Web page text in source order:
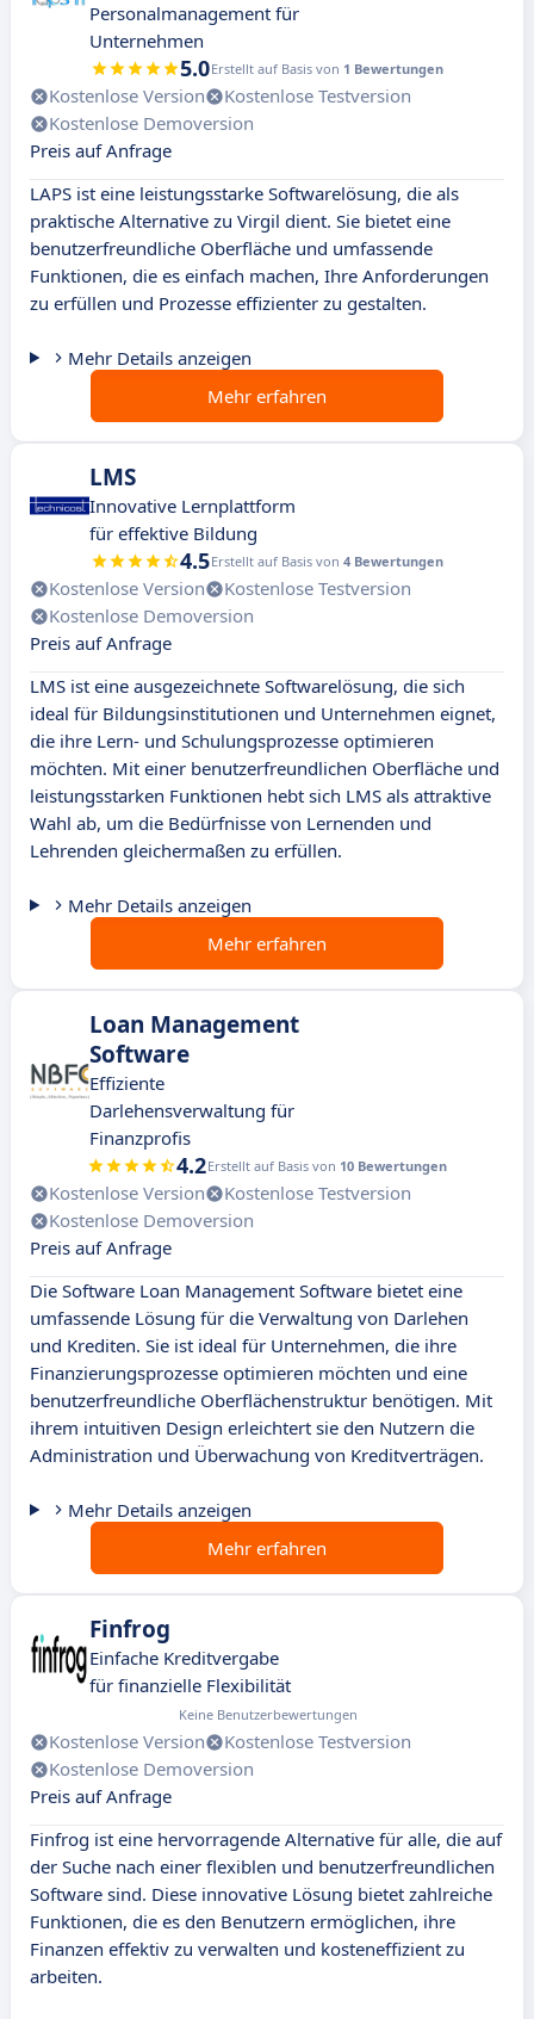
Personalmanagement für
Unternehmen
5.0Erstellt auf Basis von 1 Bewertungen
Kostenlose Version
Kostenlose Testversion
Kostenlose Demoversion
Preis auf Anfrage
LAPS ist eine leistungsstarke Softwarelösung, die als
praktische Alternative zu Virgil dient. Sie bietet eine
benutzerfreundliche Oberfläche und umfassende
Funktionen, die es einfach machen, Ihre Anforderungen
zu erfüllen und Prozesse effizienter zu gestalten.
Mehr Details anzeigen
Mehr erfahren
LMS
Innovative Lernplattform
für effektive Bildung
4.5Erstellt auf Basis von 4 Bewertungen
Kostenlose Version
Kostenlose Testversion
Kostenlose Demoversion
Preis auf Anfrage
LMS ist eine ausgezeichnete Softwarelösung, die sich
ideal für Bildungsinstitutionen und Unternehmen eignet,
die ihre Lern- und Schulungsprozesse optimieren
möchten. Mit einer benutzerfreundlichen Oberfläche und
leistungsstarken Funktionen hebt sich LMS als attraktive
Wahl ab, um die Bedürfnisse von Lernenden und
Lehrenden gleichermaßen zu erfüllen.
Mehr Details anzeigen
Mehr erfahren
Loan Management
Software
Effiziente
Darlehensverwaltung für
Finanzprofis
4.2Erstellt auf Basis von 10 Bewertungen
Kostenlose Version
Kostenlose Testversion
Kostenlose Demoversion
Preis auf Anfrage
Die Software Loan Management Software bietet eine
umfassende Lösung für die Verwaltung von Darlehen
und Krediten. Sie ist ideal für Unternehmen, die ihre
Finanzierungsprozesse optimieren möchten und eine
benutzerfreundliche Oberflächenstruktur benötigen. Mit
ihrem intuitiven Design erleichtert sie den Nutzern die
Administration und Überwachung von Kreditverträgen.
Mehr Details anzeigen
Mehr erfahren
Finfrog
Einfache Kreditvergabe
für finanzielle Flexibilität
Keine Benutzerbewertungen
Kostenlose Version
Kostenlose Testversion
Kostenlose Demoversion
Preis auf Anfrage
Finfrog ist eine hervorragende Alternative für alle, die auf
der Suche nach einer flexiblen und benutzerfreundlichen
Software sind. Diese innovative Lösung bietet zahlreiche
Funktionen, die es den Benutzern ermöglichen, ihre
Finanzen effektiv zu verwalten und kosteneffizient zu
arbeiten.